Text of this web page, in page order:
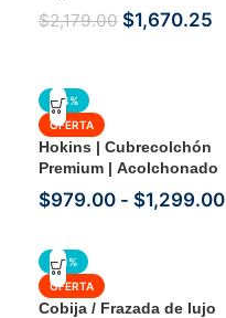
$2,179.00 $1,670.25
-24%
OFERTA
Hokins | Cubrecolchón
Premium | Acolchonado
5cm
$979.00 - $1,299.00
-41%
OFERTA
Cobija / Frazada de lujo